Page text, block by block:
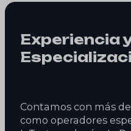
Experiencia
Contamos con más
como operadores